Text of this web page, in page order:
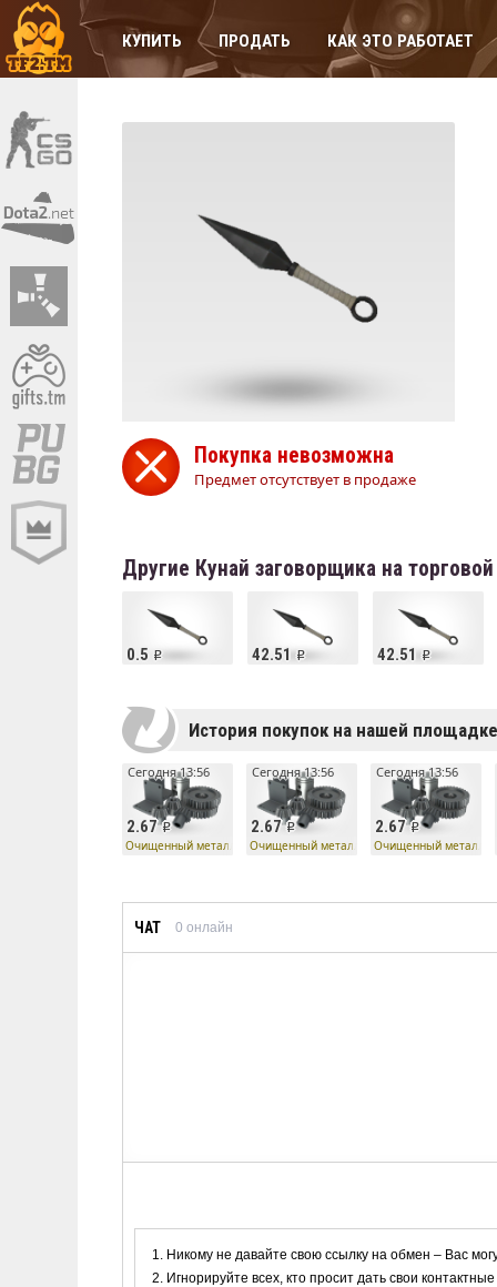
КУПИТЬ ПРОДАТЬ КАК ЭТО РАБОТАЕТ
Покупка невозможна
Предмет отсутствует в продаже
Другие Кунай заговорщика на
0.5 42.51 42.51
История покупок на нашей площадке
2.67
Сегодня 13:56
Очищенный металл
2.67
Сегодня 13:56
Очищенный металл
2.67
Сегодня 13:56
Очищенный металл
ЧАТ 0 онлайн
Никому не давайте свою ссылку на обмен – Вас
Игнорируйте всех, кто просит дать свои